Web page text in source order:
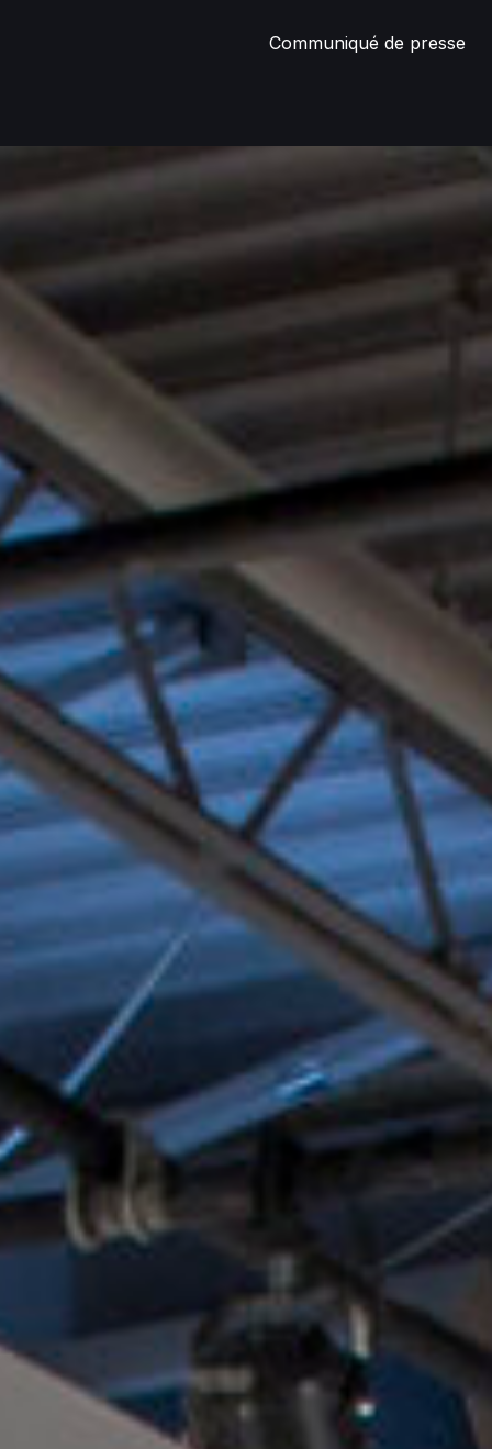
Communiqué de presse